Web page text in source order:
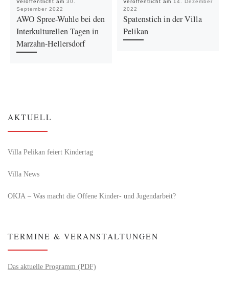
Veröffentlicht am 30.
September 2022
AWO Spree-Wuhle bei den
Interkulturellen Tagen in
Marzahn-Hellersdorf
Veröffentlicht am 14. Dezember
2022
Spatenstich in der Villa
Pelikan
AKTUELL
Villa Pelikan feiert Kindertag
Villa News
OKJA – Was macht die Offene Kinder- und Jugendarbeit?
TERMINE & VERANSTALTUNGEN
Das aktuelle Programm (PDF)